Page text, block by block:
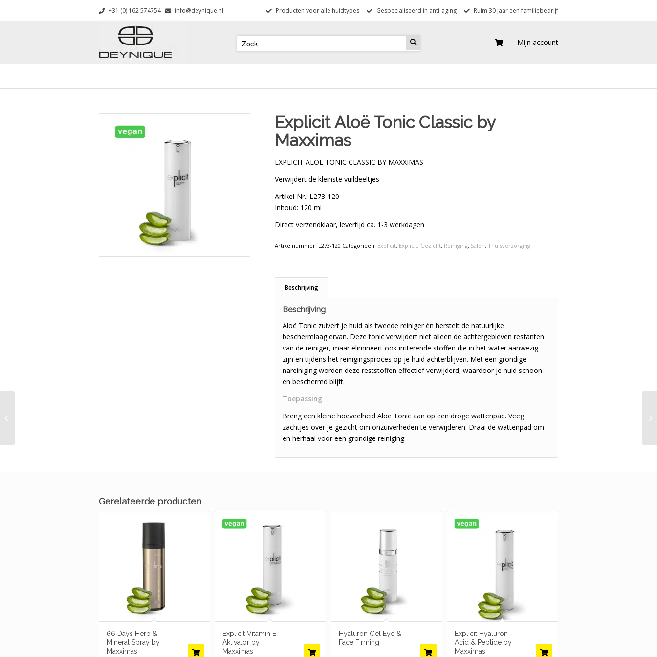
+31 (0) 162 574754 info@deynique.nl Producten voor alle huidtypes Gespecialiseerd in anti-aging Ruim 30 jaar een familiebedrijf
Mijn account
Explicit Aloë Tonic Classic by
Maxximas
EXPLICIT ALOE TONIC CLASSIC BY MAXXIMAS
Verwijdert de kleinste vuildeeltjes
Artikel-Nr.: L273-120
Inhoud: 120 ml
Direct verzendklaar, levertijd ca. 1-3 werkdagen
Artikelnummer: L273-120 Categorieën: Explicit, Explicit, Gezicht, Reiniging, Salon,Thuisverzorging
Beschrijving
Beschrijving
Aloë Tonic zuivert je huid als tweede reiniger én herstelt de natuurlijke
beschermlaag ervan. Deze tonic verwijdert niet alleen de achtergebleven restanten
van de reiniger, maar elimineert ook irriterende stoffen die in het water aanwezig
zijn en tijdens het reinigingsproces op je huid achterblijven. Met een grondige
nareiniging worden deze reststoffen effectief verwijderd, waardoor je huid schoon
en beschermd blijft.
Toepassing
Breng een kleine hoeveelheid Aloë Tonic aan op een droge wattenpad. Veeg
zachtjes over je gezicht om onzuiverheden te verwijderen. Draai de wattenpad om
en herhaal voor een grondige reiniging.
Gerelateerde producten
66 Days Herb &
Mineral Spray by
Maxximas
Explicit Vitamin E
Aktivator by
Maxximas
Hyaluron Gel Eye &
Face Firming
Explicit Hyaluron
Acid & Peptide by
Maxximas